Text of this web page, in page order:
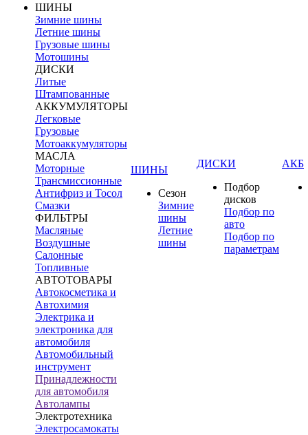
ШИНЫ
Зимние шины
Летние шины
Грузовые шины
Мотошины
ДИСКИ
Литые
Штампованные
АККУМУЛЯТОРЫ
Легковые
Грузовые
Мотоаккумуляторы
МАСЛА
Моторные
Трансмиссионные
Антифриз и Тосол
Смазки
ФИЛЬТРЫ
Масляные
Воздушные
Салонные
Топливные
АВТОТОВАРЫ
Автокосметика и
Автохимия
Электрика и
электроника для
автомобиля
Автомобильный
инструмент
Принадлежности
для автомобиля
Автолампы
Электротехника
Электросамокаты
ШИНЫ
Сезон
Зимние
шины
Летние
шины
ДИСКИ
Подбор
дисков
Подбор по
авто
Подбор по
параметрам
АКБ